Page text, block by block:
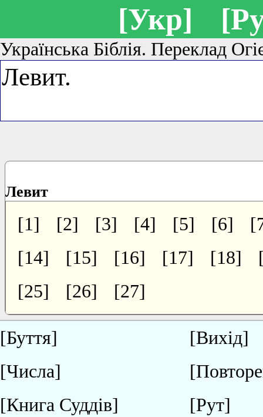
[Укр]
Українська Біблія. Переклад
Левит
[1] [2] [3] [4] [5] [6]
[14]
[15] [16] [17] [18]
[25]
[26] [27]
[Буття]
[Вихід]
[Числа]
[Книга Суддів]
[Рут]